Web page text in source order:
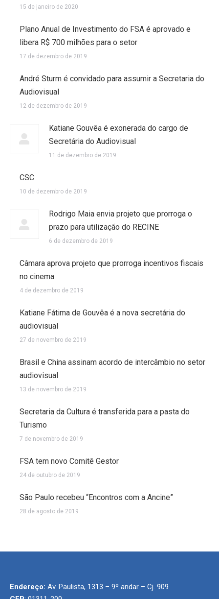
15 de janeiro de 2020
Plano Anual de Investimento do FSA é aprovado e
libera R$ 700 milhões para o setor
17 de dezembro de 2019
André Sturm é convidado para assumir a Secretaria do
Audiovisual
12 de dezembro de 2019
Katiane Gouvêa é exonerada do cargo de
Secretária do Audiovisual
11 de dezembro de 2019
CSC
10 de dezembro de 2019
Rodrigo Maia envia projeto que prorroga o
prazo para utilização do RECINE
6 de dezembro de 2019
Câmara aprova projeto que prorroga incentivos fiscais
no cinema
4 de dezembro de 2019
Katiane Fátima de Gouvêa é a nova secretária do
audiovisual
27 de novembro de 2019
Brasil e China assinam acordo de intercâmbio no setor
audiovisual
13 de novembro de 2019
Secretaria da Cultura é transferida para a pasta do
Turismo
7 de novembro de 2019
FSA tem novo Comitê Gestor
24 de outubro de 2019
São Paulo recebeu “Encontros com a Ancine”
28 de agosto de 2019
Endereço: Av. Paulista, 1313 – 9º andar – Cj. 909